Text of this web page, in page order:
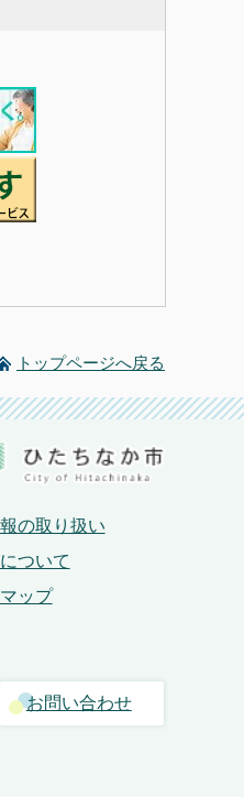
トップページへ戻る
の取り扱い
ついて
ップ
お問い合わせ